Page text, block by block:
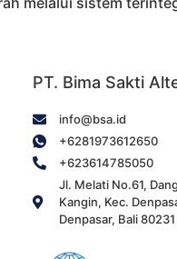
PT. Bima Sakti
info@bsa.id
+6281973612650
+623614785050
Jl. Melati No.61,
Kangin, Kec.
Denpasar, Bali 80231